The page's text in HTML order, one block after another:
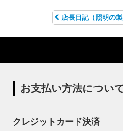
店長日記（照明の製
お支払い方法につい
クレジットカード決済